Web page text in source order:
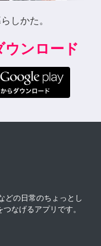
しかた。
ウンロード
どの日常のちょっとし
なげるアプリです。